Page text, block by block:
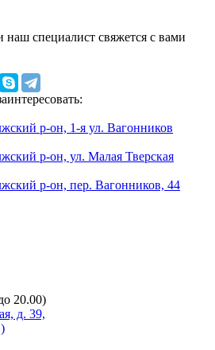
наш специалист свяжется с вами
р-он, 1-я ул. Вагонников
р-он, ул. Малая Тверская
р-он, пер. Вагонников, 44
20.00)
д. 39,